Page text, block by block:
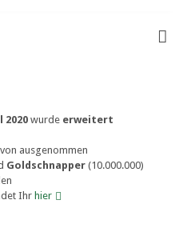
2020 wurde erweitert
ausgenommen
Goldschnapper (10.000.000)
Ihr hier